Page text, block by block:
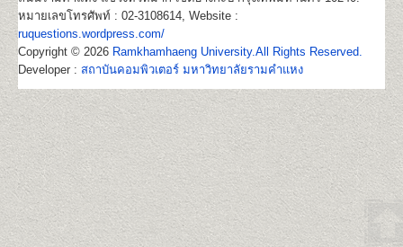
หมายเลขโทรศัพท์ : 02-3108614, Website :
ruquestions.wordpress.com/
Copyright © 2026 Ramkhamhaeng University.All Rights Reserved.
Developer : สถาบันคอมพิวเตอร์ มหาวิทยาลัยรามคำแหง